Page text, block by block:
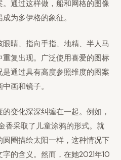
通过这样做，船和网格的图像
为多伊格的象征。
睛、指向手指、地精、半人马
复出现。广泛使用喜爱的图标
通过具有高度参照维度的图案
画和镜子。
变化深深纠缠在一起。例如，
香采取了儿童涂鸦的形式。就
圈描绘太阳一样，这种情况下
的含义。然而，在她2021年10